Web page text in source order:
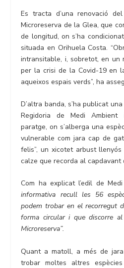
Es tracta d’una renovació
Microreserva de la Glea, que
de longitud, on s’ha
situada en Orihuela Costa.
intransitable, i, sobretot, en un
per la crisi de la Covid-19 en
aqueixos espais verds”, ha
D’altra banda, s’ha publicat
Regidoria de Medi
paratge, on s’alberga una
vulnerable com jara cap de
felis”, un xicotet arbust
calze que recorda al capdavant
Com ha explicat l’edil de
informativa recull les 56
podem trobar en el recorregut
forma circular i que discorre
Microreserva”.
Quant a matoll, a més de
trobar moltes altres